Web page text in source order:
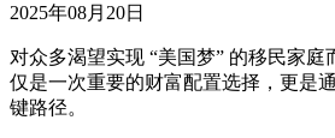
2025年08月20日
对众多渴望实现 “美国梦” 的移民家庭
仅是一次重要的财富配置选择，更是
键路径。